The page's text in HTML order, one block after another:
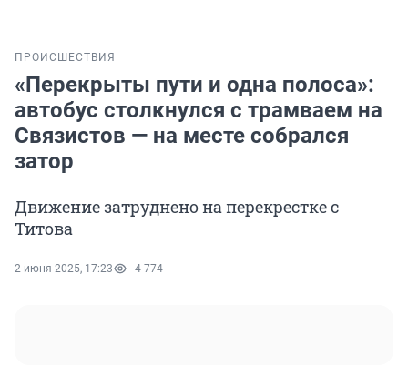
ПРОИСШЕСТВИЯ
«Перекрыты пути и одна полоса»:
автобус столкнулся с трамваем на
Связистов — на месте собрался
затор
Движение затруднено на перекрестке с
Титова
2 июня 2025, 17:23 4 774